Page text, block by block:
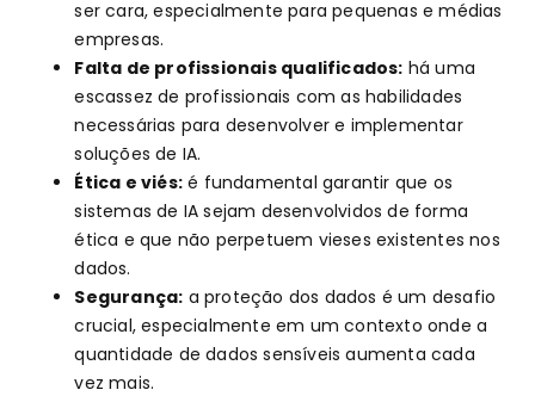
ser cara, especialmente para pequenas e médias
empresas.
Falta de profissionais qualificados: há uma
escassez de profissionais com as habilidades
necessárias para desenvolver e implementar
soluções de IA.
Ética e viés: é fundamental garantir que os
sistemas de IA sejam desenvolvidos de forma
ética e que não perpetuem vieses existentes nos
dados.
Segurança: a proteção dos dados é um desafio
crucial, especialmente em um contexto onde a
quantidade de dados sensíveis aumenta cada
vez mais.